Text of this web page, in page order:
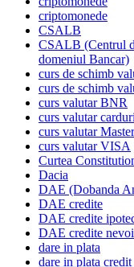
criptomonede
CSALB
CSALB (Centrul
domeniul Bancar)
curs de schimb
curs de schimb
curs valutar BNR
curs valutar carduri
curs valutar
curs valutar VISA
Curtea
Dacia
DAE (Dobanda
DAE credite
DAE credite
DAE credite
dare in plata
dare in plata credit